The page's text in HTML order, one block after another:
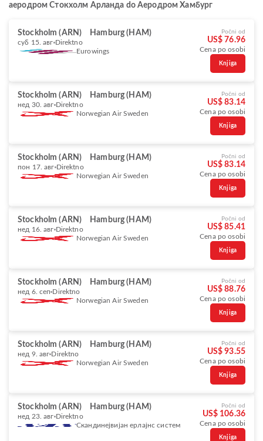
аеродром Стокхолм Арланда do Аеродром Хамбург
Stockholm (ARN) Hamburg (HAM)
суб 15. авг Direktno
Eurowings
Počni od
US$ 76.96
Cena po osobi
Knjiga
Stockholm (ARN) Hamburg (HAM)
нед 30. авг Direktno
Norwegian Air Sweden
Počni od
US$ 83.14
Cena po osobi
Knjiga
Stockholm (ARN) Hamburg (HAM)
пон 17. авг Direktno
Norwegian Air Sweden
Počni od
US$ 83.14
Cena po osobi
Knjiga
Stockholm (ARN) Hamburg (HAM)
нед 16. авг Direktno
Norwegian Air Sweden
Počni od
US$ 85.41
Cena po osobi
Knjiga
Stockholm (ARN) Hamburg (HAM)
нед 6. сеп Direktno
Norwegian Air Sweden
Počni od
US$ 88.76
Cena po osobi
Knjiga
Stockholm (ARN) Hamburg (HAM)
нед 9. авг Direktno
Norwegian Air Sweden
Počni od
US$ 93.55
Cena po osobi
Knjiga
Stockholm (ARN) Hamburg (HAM)
нед 23. авг Direktno
Скандинејвијан ерлајнс систем
Počni od
US$ 106.36
Cena po osobi
Knjiga